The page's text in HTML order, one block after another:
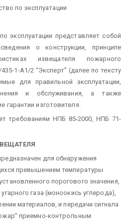
по эксплуатации
эксплуатации представляет собой
о конструкции, принципе
извещателя пожарного
1-А1/2 “Эксперт” (далее по тексту
для правильной эксплуатации,
и обслуживания, а также
изготовителя.
требованиям НПБ 85-2000, НПБ 71-
для обнаружения
превышением температуры
порогового значения,
газа (моноокись углерода),
материалов, и передачи сигнала
приемно-контрольным